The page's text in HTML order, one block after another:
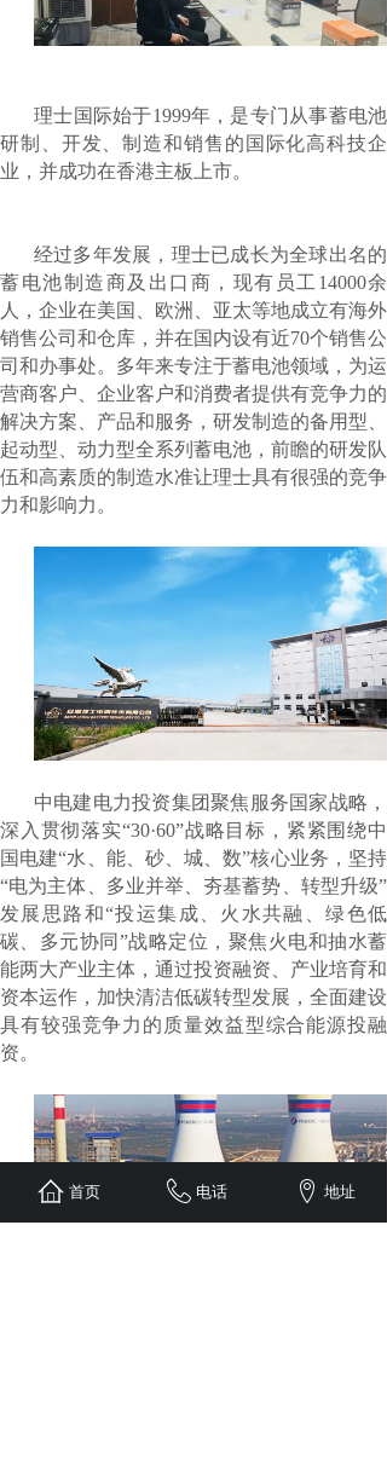
理士国际始于1999年，是专门从事蓄电池
研制、开发、制造和销售的国际化高科技企
业，并成功在香港主板上市。
经过多年发展，理士已成长为全球出名的
蓄电池制造商及出口商，现有员工14000余
人，企业在美国、欧洲、亚太等地成立有海外
销售公司和仓库，并在国内设有近70个销售公
司和办事处。多年来专注于蓄电池领域，为运
营商客户、企业客户和消费者提供有竞争力的
解决方案、产品和服务，研发制造的备用型、
起动型、动力型全系列蓄电池，前瞻的研发队
伍和高素质的制造水准让理士具有很强的竞争
力和影响力。
中电建电力投资集团聚焦服务国家战略，
深入贯彻落实“30·60”战略目标，紧紧围绕中
国电建“水、能、砂、城、数”核心业务，坚持
“电为主体、多业并举、夯基蓄势、转型升级”
发展思路和“投运集成、火水共融、绿色低
碳、多元协同”战略定位，聚焦火电和抽水蓄
能两大产业主体，通过投资融资、产业培育和
资本运作，加快清洁低碳转型发展，全面建设
具有较强竞争力的质量效益型综合能源投融
资。
首页 电话 地址